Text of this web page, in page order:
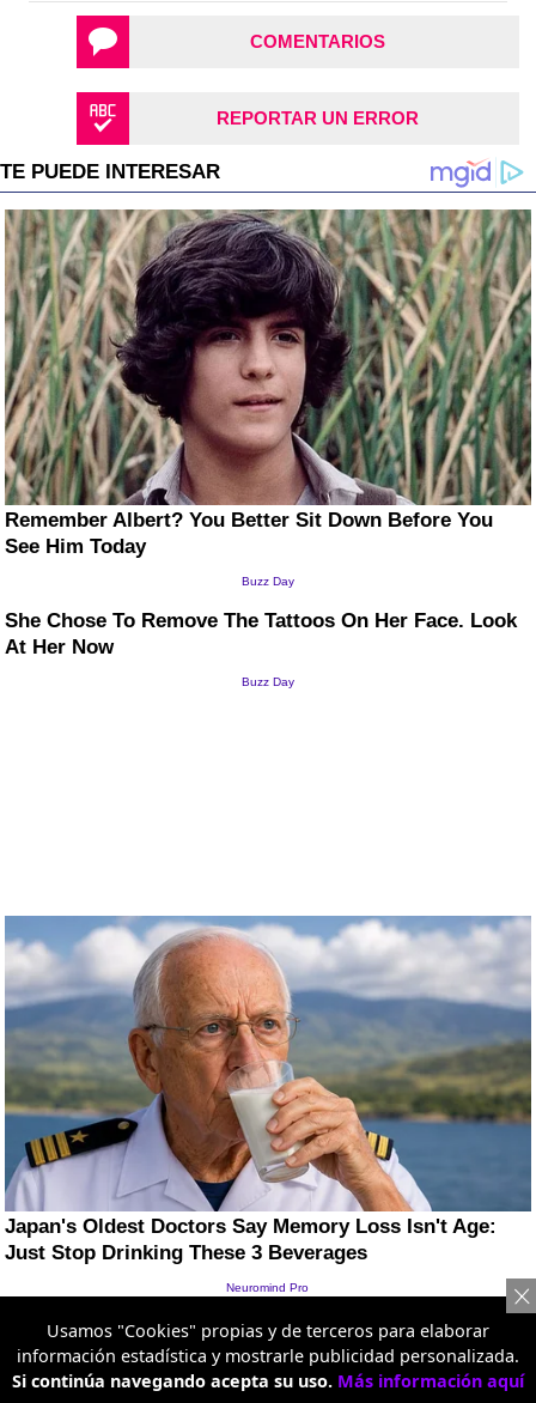
COMENTARIOS
REPORTAR UN ERROR
Usamos "Cookies" propias y de terceros para elaborar
información estadística y mostrarle publicidad personalizada.
Si continúa navegando acepta su uso. Más información aquí